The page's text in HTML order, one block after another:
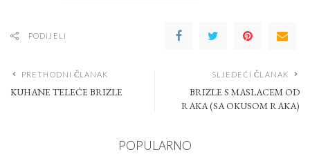
PODIJELI
PRETHODNI ČLANAK
KUHANE TELEĆE BRIZLE
SLJEDEĆI ČLANAK
BRIZLE S MASLACEM OD
RAKA (SA OKUSOM RAKA)
POPULARNO